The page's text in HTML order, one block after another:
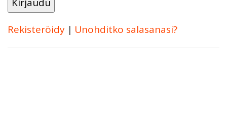
Rekisteröidy | Unohditko salasanasi?